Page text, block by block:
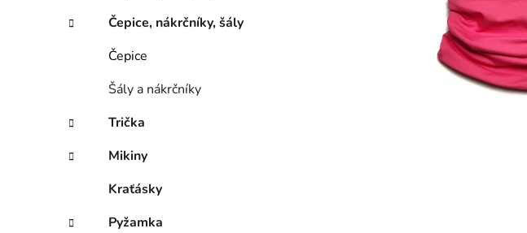
n
e
l
e
Čepice, nákrčníky, šály
Čepice
Šály a nákrčníky
Trička
Mikiny
Kraťásky
Pyžamka